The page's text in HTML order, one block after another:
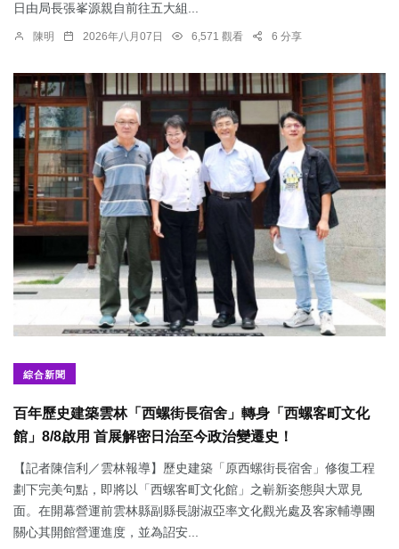
日由局長張峯源親自前往五大組...
陳明 2026年八月07日 6,571 觀看 6 分享
綜合新聞
百年歷史建築雲林「西螺街長宿舍」轉身「西螺客町文化
館」8/8啟用 首展解密日治至今政治變遷史！
【記者陳信利／雲林報導】歷史建築「原西螺街長宿舍」修復工程
劃下完美句點，即將以「西螺客町文化館」之嶄新姿態與大眾見
面。在開幕營運前雲林縣副縣長謝淑亞率文化觀光處及客家輔導團
關心其開館營運進度，並為詔安...